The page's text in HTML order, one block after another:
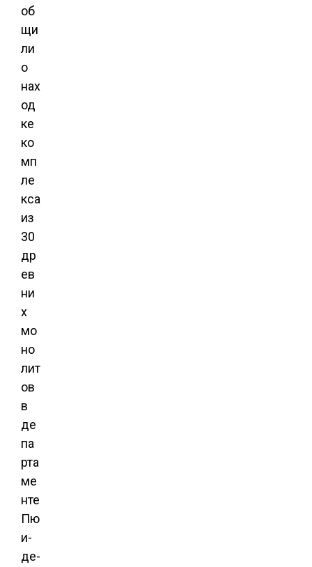
об
щи
ли
о
нах
од
ке
ко
мп
ле
кса
из
30
др
ев
ни
х
мо
но
лит
ов
в
де
па
рта
ме
нте
Пю
и-
де-